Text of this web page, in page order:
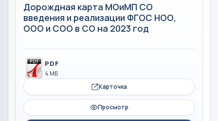
Дорождная карта МОиМП СО
введения и реализации ФГОС НОО,
ООО и СОО в СО на 2023 год
PDF
4 МБ
Карточка
Просмотр